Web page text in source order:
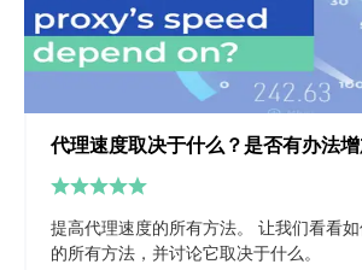
代理速度取决于什么？是否有办法增
提高代理速度的所有方法。 让我们看看
的所有方法，并讨论它取决于什么。